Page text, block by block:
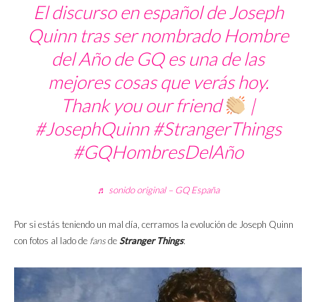
El discurso en español de Joseph
Quinn tras ser nombrado Hombre
del Año de GQ es una de las
mejores cosas que verás hoy.
Thank you our friend
|
#JosephQuinn #StrangerThings
#GQHombresDelAño
♬ sonido original – GQ España
Por si estás teniendo un mal día, cerramos la evolución de Joseph Quinn
con fotos al lado de fansdeStranger Things: